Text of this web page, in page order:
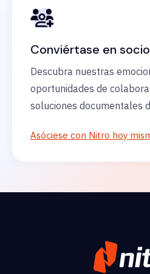
Conviértase en socio
Descubra nuestras
oportunidades de
soluciones documentales
Asóciese con Nitro hoy